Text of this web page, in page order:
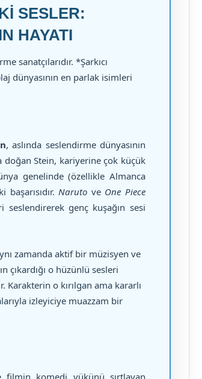
SESLER:
HAYATI
sanatçılarıdır. *Şarkıcı
dünyasının en parlak isimleri
, aslında seslendirme dünyasının
doğan Stein, kariyerine çok küçük
genelinde (özellikle Almanca
Naruto ve One Piece
seslendirerek genç kuşağın sesi
zamanda aktif bir müzisyen ve
o hüzünlü sesleri
Karakterin o kırılgan ama kararlı
izleyiciye muazzam bir